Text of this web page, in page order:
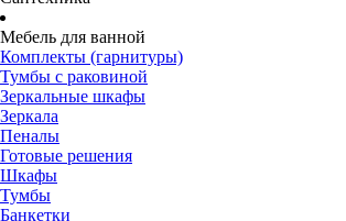
Мебель для ванной
Комплекты (гарнитуры)
Тумбы с раковиной
Зеркальные шкафы
Зеркала
Пеналы
Готовые решения
Шкафы
Тумбы
Банкетки